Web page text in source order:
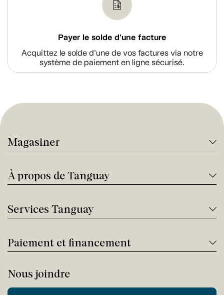
Payer le solde d'une facture
Acquittez le solde d’une de vos factures via notre
système de paiement en ligne sécurisé.
Magasiner
À propos de Tanguay
Services Tanguay
Paiement et financement
Nous joindre